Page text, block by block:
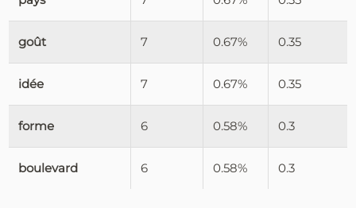
goût 7 0.67% 0.35
idée 7 0.67% 0.35
forme 6 0.58% 0.3
boulevard 6 0.58% 0.3